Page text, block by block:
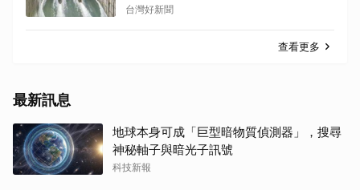
台灣好新聞
查看更多
最新訊息
地球本身可成「巨型暗物質偵測器」，搜尋
神秘軸子與暗光子訊號
科技新報